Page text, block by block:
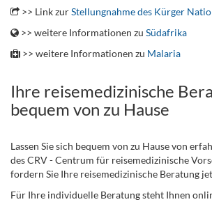
>> Link zurStellungnahme des Kürger
>> weitere Informationen zu Südafrika
>> weitere Informationen zu Malaria
Ihre reisemedizinische
bequem von zu Hause
Lassen Sie sich bequem von zu Hause von
des CRV - Centrum für reisemedizinische
fordern Sie Ihre reisemedizinische Beratung
Für Ihre individuelle Beratung steht Ihnen